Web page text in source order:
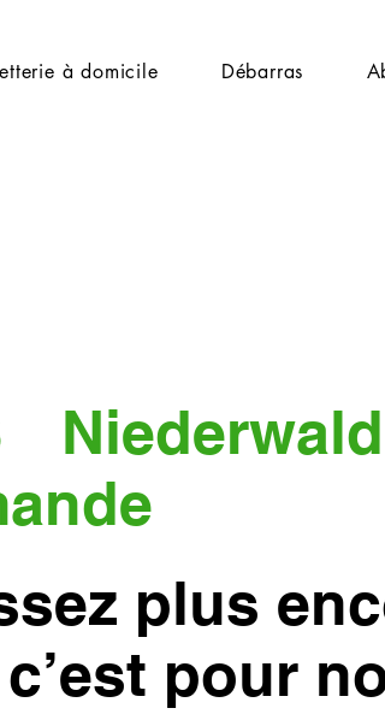
à domicile Débarras
Niederwald
plus
pour